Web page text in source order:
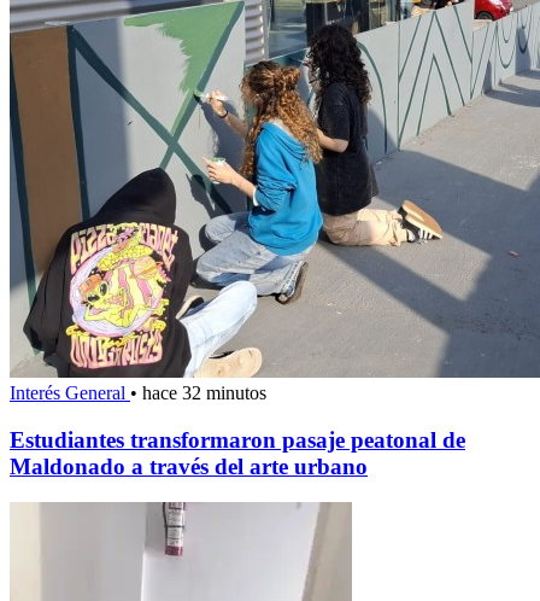
Interés General • hace 32 minutos
Estudiantes transformaron pasaje peatonal de
Maldonado a través del arte urbano